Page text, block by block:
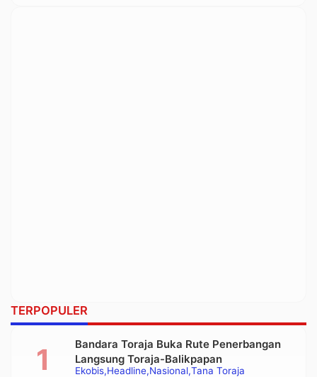
TERPOPULER
Ekobis Headline Nasional Tana Toraja
Bandara Toraja Buka Rute Penerbangan
Langsung Toraja-Balikpapan